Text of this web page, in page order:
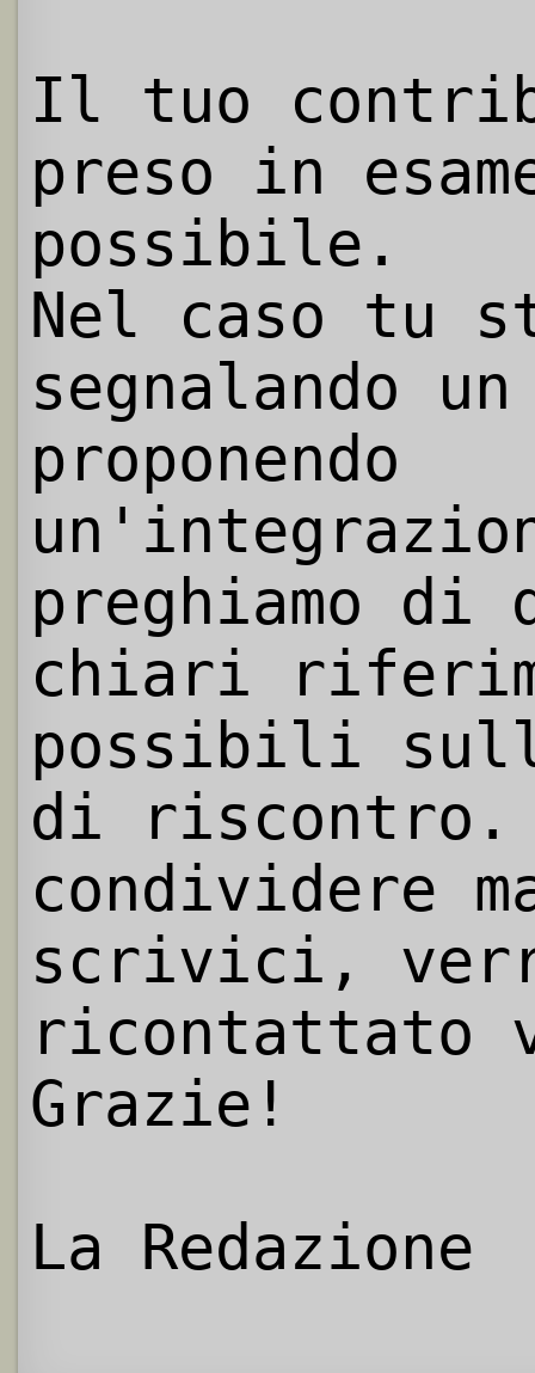
Il tuo
preso in
possibile.
Nel caso tu
segnalando
proponendo
preghiamo
chiari
possibili
di riscontro.
condividere
scrivici,
ricontattato
Grazie!
La Redazione